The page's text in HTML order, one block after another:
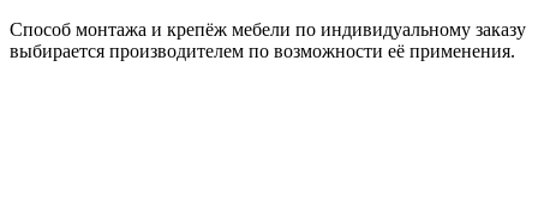
Способ монтажа и крепёж мебели по индивидуальному заказу
выбирается производителем по возможности её применения.